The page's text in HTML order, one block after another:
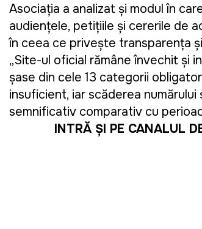
Asociația a analizat și modul în
audiențele, petițiile și cererile de
în ceea ce privește transparența
„Site-ul oficial rămâne învechit și
șase din cele 13 categorii
insuficient, iar scăderea
semnificativ comparativ cu
INTRĂ ȘI PE CANALUL